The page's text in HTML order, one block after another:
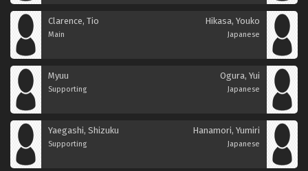
Clarence, Tio
Main
Hikasa, Youko
Japanese
Myuu
Supporting
Ogura, Yui
Japanese
Yaegashi, Shizuku
Supporting
Hanamori, Yumiri
Japanese